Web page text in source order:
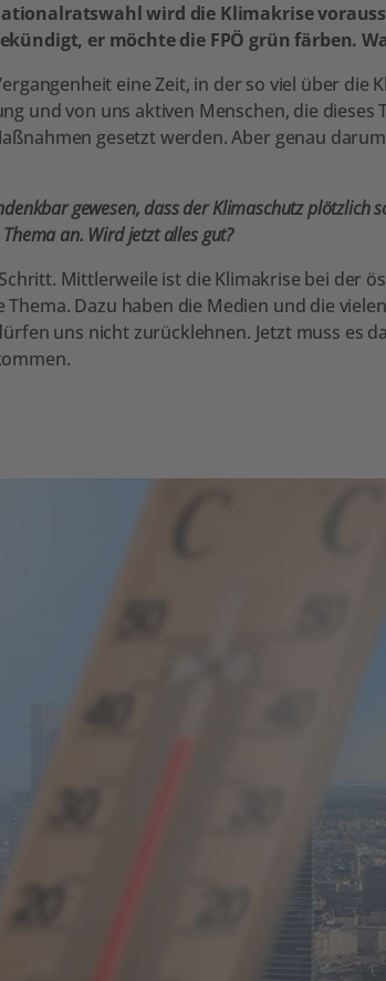
wird die Klimakrise
er möchte die FPÖ grün färben.
eine Zeit, in der so viel über die
und von uns aktiven Menschen, die
gesetzt werden. Aber genau
gewesen, dass der Klimaschutz plötzlich
an. Wird jetzt alles gut?
Mittlerweile ist die Klimakrise bei der
Dazu haben die Medien und die
uns nicht zurücklehnen. Jetzt muss es